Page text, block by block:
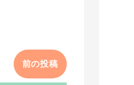
前の投稿